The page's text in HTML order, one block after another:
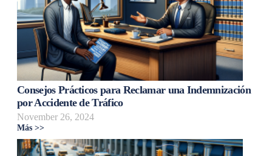
Consejos Prácticos para Reclamar una Indemnización
por Accidente de Tráfico
November 26, 2024
Más >>